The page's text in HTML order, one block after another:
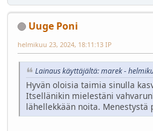
Uuge Poni
helmikuu 23, 2024, 18:11:13 IP
Lainaus käyttäjältä: marek -
Hyvän oloisia taimia sinulla
Itsellänikin mielestäni
lähellekkään noita. Menestystä